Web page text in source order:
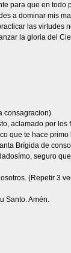
para que en
a dominar mis
las virtudes
la gloria del
consagracion)
aclamado por
que te hace
Brígida de
seguro
(Repetir 3
Santo. Amén.